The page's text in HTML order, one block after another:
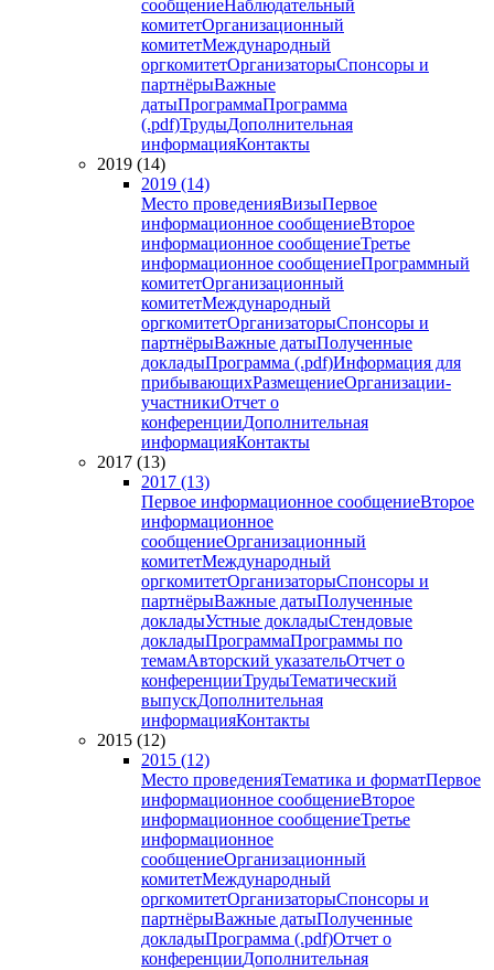
сообщениеНаблюдательный
комитетОрганизационный
комитетМеждународный
оргкомитетОрганизаторыСпонсоры и
партнёрыВажные
датыПрограммаПрограмма
(.pdf)ТрудыДополнительная
информацияКонтакты
2019 (14)
2019 (14)
Место проведенияВизыПервое
информационное сообщениеВторое
информационное сообщениеТретье
информационное сообщениеПрограммный
комитетОрганизационный
комитетМеждународный
оргкомитетОрганизаторыСпонсоры и
партнёрыВажные датыПолученные
докладыПрограмма (.pdf)Информация для
прибывающихРазмещениеОрганизации-
участникиОтчет о
конференцииДополнительная
информацияКонтакты
2017 (13)
2017 (13)
Первое информационное сообщениеВторое
информационное
сообщениеОрганизационный
комитетМеждународный
оргкомитетОрганизаторыСпонсоры и
партнёрыВажные датыПолученные
докладыУстные докладыСтендовые
докладыПрограммаПрограммы по
темамАвторский указательОтчет о
конференцииТрудыТематический
выпускДополнительная
информацияКонтакты
2015 (12)
2015 (12)
Место проведенияТематика и форматПервое
информационное сообщениеВторое
информационное сообщениеТретье
информационное
сообщениеОрганизационный
комитетМеждународный
оргкомитетОрганизаторыСпонсоры и
партнёрыВажные датыПолученные
докладыПрограмма (.pdf)Отчет о
конференцииДополнительная